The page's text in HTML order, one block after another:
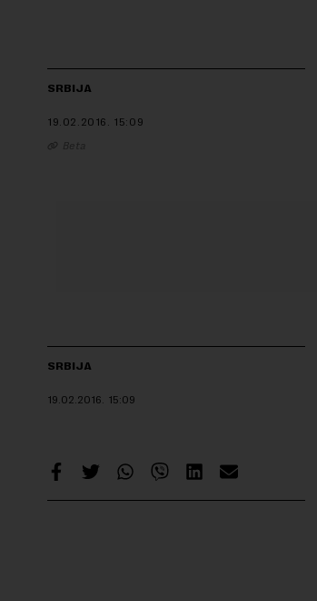
SRBIJA
19.02.2016. 15:09
Beta
SRBIJA
19.02.2016. 15:09